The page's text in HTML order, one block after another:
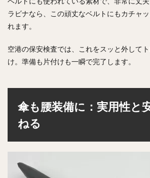
ラビナなら、この頑丈なベルトにもカチャ
れます。
空港の保安検査では、これをスッと外して
け。準備も片付けも一瞬で完了します。
傘も腰装備に：実用性と
ねる